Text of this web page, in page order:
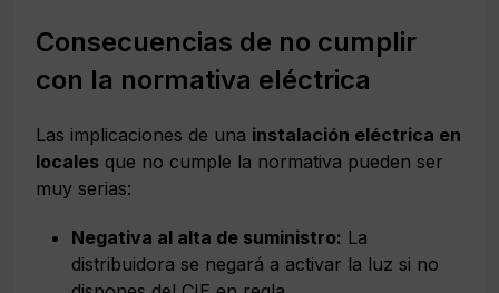
Consecuencias de no cumplir
con la normativa eléctrica
Las implicaciones de una instalación eléctrica en
locales que no cumple la normativa pueden ser
muy serias:
Negativa al alta de suministro: La
distribuidora se negará a activar la luz si no